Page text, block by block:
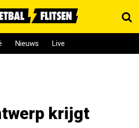
Nieuws Live
krijgt